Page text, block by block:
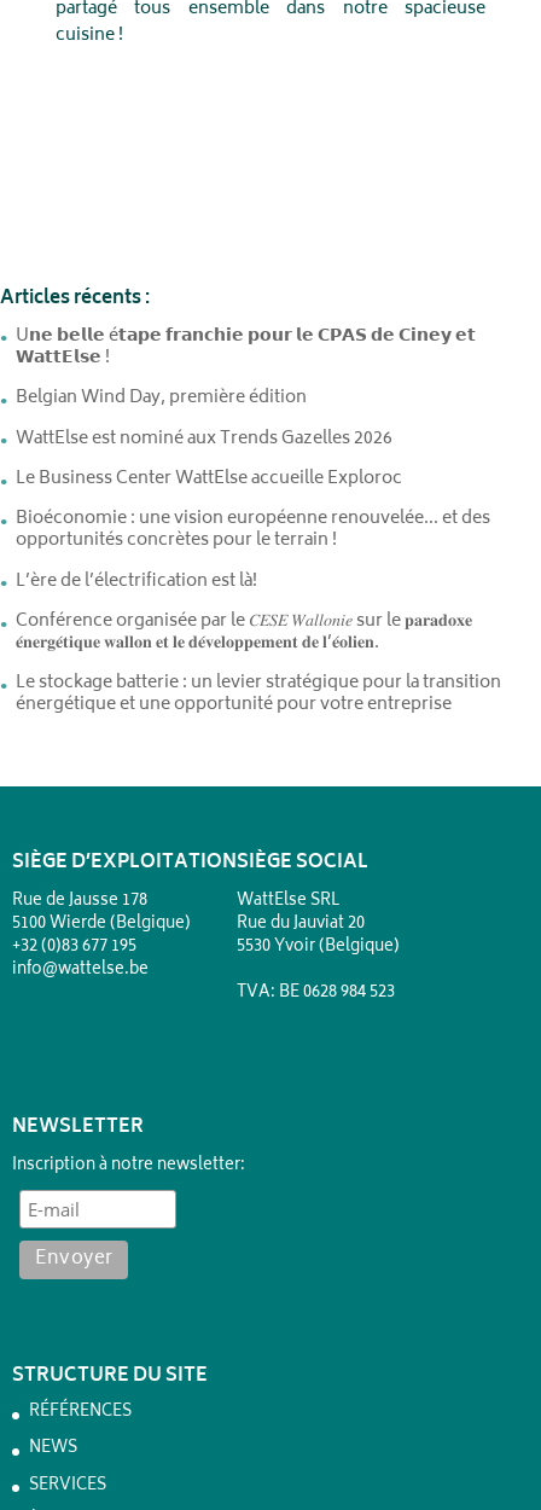
partagé tous ensemble dans notre spacieuse
cuisine !
Articles récents :
U𝗻𝗲 𝗯𝗲𝗹𝗹𝗲 é𝘁𝗮𝗽𝗲 𝗳𝗿𝗮𝗻𝗰𝗵𝗶𝗲 𝗽𝗼𝘂𝗿 𝗹𝗲 𝗖𝗣𝗔𝗦 𝗱𝗲 𝗖𝗶𝗻𝗲𝘆 𝗲𝘁
𝗪𝗮𝘁𝘁𝗘𝗹𝘀𝗲 !
Belgian Wind Day, première édition
WattElse est nominé aux Trends Gazelles 2026
Le Business Center WattElse accueille Exploroc
Bioéconomie : une vision européenne renouvelée… et des
opportunités concrètes pour le terrain !
L’ère de l’électrification est là!
Conférence organisée par le 𝐶𝐸𝑆𝐸 𝑊𝑎𝑙𝑙𝑜𝑛𝑖𝑒 sur le 𝐩𝐚𝐫𝐚𝐝𝐨𝐱𝐞
𝐞́𝐧𝐞𝐫𝐠𝐞́𝐭𝐢𝐪𝐮𝐞 𝐰𝐚𝐥𝐥𝐨𝐧 𝐞𝐭 𝐥𝐞 𝐝𝐞́𝐯𝐞𝐥𝐨𝐩𝐩𝐞𝐦𝐞𝐧𝐭 𝐝𝐞 𝐥’𝐞́𝐨𝐥𝐢𝐞𝐧.
Le stockage batterie : un levier stratégique pour la transition
énergétique et une opportunité pour votre entreprise
SIÈGE D’EXPLOITATION
Rue de Jausse 178
5100 Wierde (Belgique)
+32 (0)83 677 195
info@wattelse.be
SIÈGE SOCIAL
WattElse SRL
Rue du Jauviat 20
5530 Yvoir (Belgique)
TVA: BE 0628 984 523
NEWSLETTER
Inscription à notre newsletter:
STRUCTURE DU SITE
RÉFÉRENCES
NEWS
SERVICES